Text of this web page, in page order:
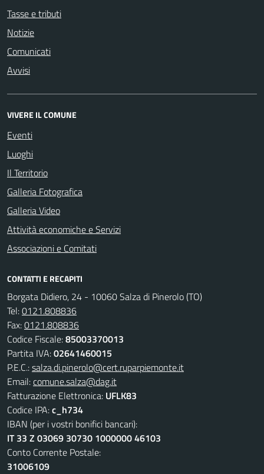
Tasse e tributi
Notizie
Comunicati
Avvisi
VIVERE IL COMUNE
Eventi
Luoghi
Il Territorio
Galleria Fotografica
Galleria Video
Attività economiche e Servizi
Associazioni e Comitati
CONTATTI E RECAPITI
Borgata Didiero, 24 - 10060 Salza di Pinerolo (TO)
Tel:0121.808836
Fax:0121.808836
Codice Fiscale:85003370013
Partita IVA:02641460015
P.E.C.:salza.di.pinerolo@cert.ruparpiemonte.it
Email:comune.salza@dag.it
Fatturazione Elettronica: UFLK83
Codice IPA:c_h734
IBAN (per i vostri bonifici bancari):
IT 33 Z 03069 30730 1000000 46103
Conto Corrente Postale:
31006109